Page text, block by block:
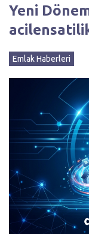
Yeni
Emlak Haberleri